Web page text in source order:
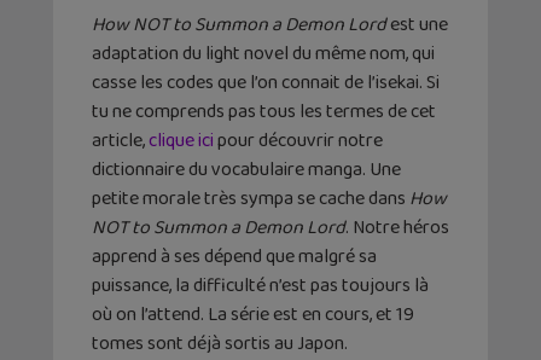
How NOT to Summon a Demon Lordest une
adaptation du light novel du même nom, qui
casse les codes que l’on connait de l’isekai. Si
tu ne comprends pas tous les termes de cet
article,clique icipour découvrir notre
dictionnaire du vocabulaire manga. Une
petite morale très sympa se cache dans How
NOT to Summon a Demon Lord. Notre héros
apprend à ses dépend que malgré sa
puissance, la difficulté n’est pas toujours là
où on l’attend. La série est en cours, et 19
tomes sont déjà sortis au Japon.